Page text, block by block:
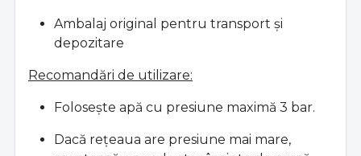
Ambalaj original pentru transport și
depozitare
Recomandări de utilizare:
Folosește apă cu presiune maximă 3 bar.
Dacă rețeaua are presiune mai mare,